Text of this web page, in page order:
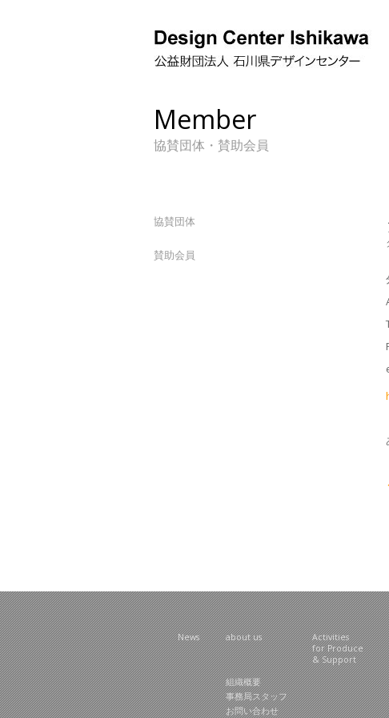
Member
協賛団体・賛助会員
協賛団体
賛助会員
News about us
Activities
for Produce
& Support
組織概要
事務局スタッフ
お問い合わせ